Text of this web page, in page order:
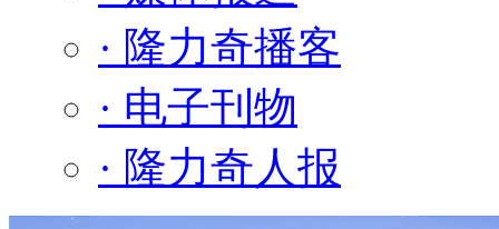
· 隆力奇播客
· 电子刊物
· 隆力奇人报